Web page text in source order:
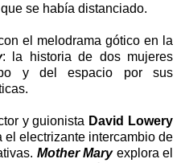
se había distanciado.
el melodrama gótico en la
: la historia de dos mujeres
y del espacio por sus
y guionista David Lowery
el electrizante intercambio de
Mother Maryexplora el